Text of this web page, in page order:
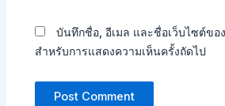
บันทึกชื่อ, อีเมล และชื่อเว็บไซต์ขอ
สำหรับการแสดงความเห็นครั้งถัดไป